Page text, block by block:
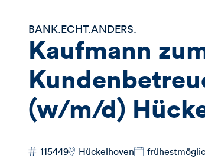
BANK.ECHT.ANDERS.
Kaufmann
(w/m/d)
115449 Hückelhoven